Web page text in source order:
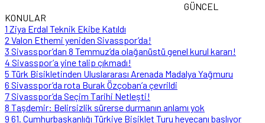
GÜNCEL
KONULAR
1 Ziya Erdal Teknik Ekibe Katıldı
2 Valon Ethemi yeniden Sivasspor’da!
3 Sivasspor’dan 8 Temmuz’da olağanüstü genel kurul kararı!
4 Sivasspor’a yine talip çıkmadı!
5 Türk Bisikletinden Uluslararası Arenada Madalya Yağmuru
6 Sivasspor’da rota Burak Özçoban’a çevrildi
7Sivasspor’da Seçim Tarihi Netleşti!
8 Taşdemir: Belirsizlik sürerse durmanın anlamı yok
9 61. Cumhurbaşkanlığı Türkiye Bisiklet Turu heyecanı başlıyor